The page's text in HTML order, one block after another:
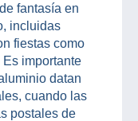
fantasía en
incluidas
fiestas como
importante
datan
cuando las
postales de